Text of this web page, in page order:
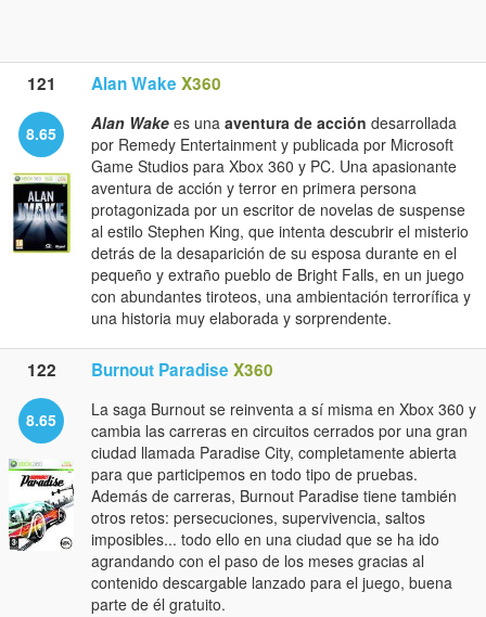
121 Alan Wake X360
8.65 Alan Wake es una aventura de acción desarrollada
por Remedy Entertainment y publicada por Microsoft
Game Studios para Xbox 360 y PC. Una apasionante
aventura de acción y terror en primera persona
protagonizada por un escritor de novelas de suspense
al estilo Stephen King, que intenta descubrir el misterio
detrás de la desaparición de su esposa durante en el
pequeño y extraño pueblo de Bright Falls, en un juego
con abundantes tiroteos, una ambientación terrorífica y
una historia muy elaborada y sorprendente.
122 Burnout Paradise X360
8.65
La saga Burnout se reinventa a sí misma en Xbox 360 y
cambia las carreras en circuitos cerrados por una gran
ciudad llamada Paradise City, completamente abierta
para que participemos en todo tipo de pruebas.
Además de carreras, Burnout Paradise tiene también
otros retos: persecuciones, supervivencia, saltos
imposibles... todo ello en una ciudad que se ha ido
agrandando con el paso de los meses gracias al
contenido descargable lanzado para el juego, buena
parte de él gratuito.